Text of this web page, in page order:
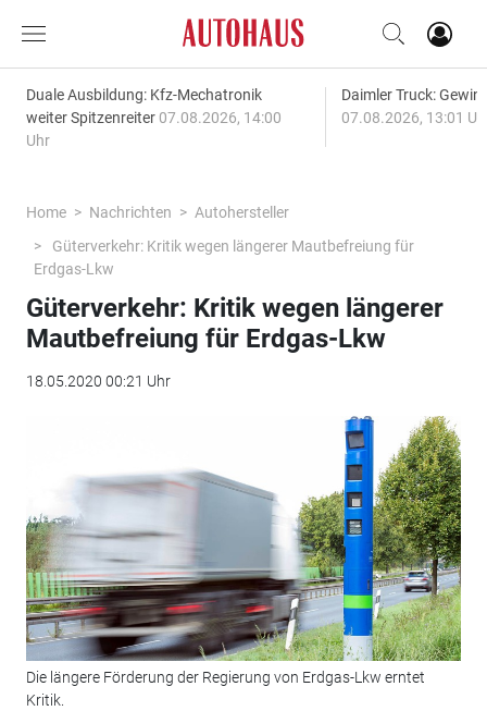
Duale Ausbildung: Kfz-Mechatronik
weiter Spitzenreiter 07.08.2026, 14:00
Uhr
Daimler Truck:
07.08.2026, 13:01
Home Nachrichten
Autohersteller
Güterverkehr: Kritik wegen längerer Mautbefreiung für
Erdgas-Lkw
Güterverkehr: Kritik wegen längerer
Mautbefreiung für Erdgas-Lkw
18.05.2020 00:21 Uhr
Die längere Förderung der Regierung von Erdgas-Lkw erntet
Kritik.